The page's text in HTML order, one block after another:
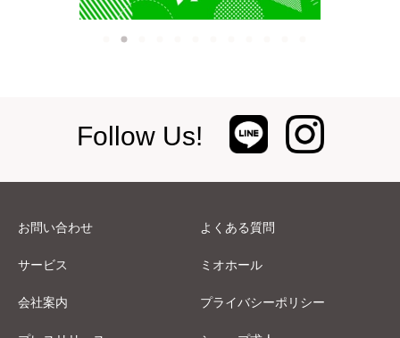
Follow Us!
お問い合わせ よくある質問
サービス ミオホール
会社案内 プライバシーポリシー